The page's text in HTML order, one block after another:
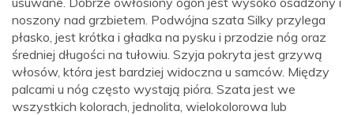
noszony nad grzbietem. Podwójna szata Silky przylega
płasko, jest krótka i gładka na pysku i przodzie nóg oraz
średniej długości na tułowiu. Szyja pokryta jest grzywą
włosów, która jest bardziej widoczna u samców. Między
palcami u nóg często wystają pióra. Szata jest we
wszystkich kolorach, jednolita, wielokolorowa lub